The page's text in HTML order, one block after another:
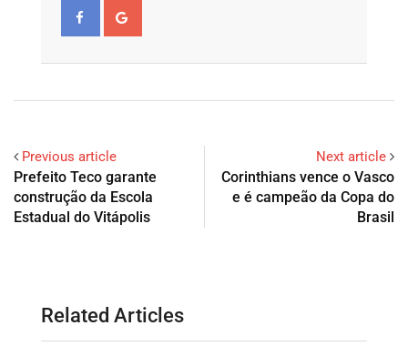
Previous article
Prefeito Teco garante
construção da Escola
Estadual do Vitápolis
Next article
Corinthians vence o Vasco
e é campeão da Copa do
Brasil
Related Articles